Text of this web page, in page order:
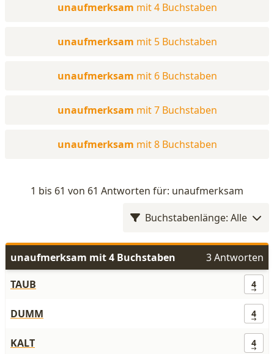
unaufmerksam mit 4 Buchstaben
unaufmerksam mit 5 Buchstaben
unaufmerksam mit 6 Buchstaben
unaufmerksam mit 7 Buchstaben
unaufmerksam mit 8 Buchstaben
1 bis 61 von 61 Antworten für: unaufmerksam
Buchstabenlänge: Alle
unaufmerksam mit 4 Buchstaben
3 Antworten
TAUB
4
DUMM 4
KALT 4